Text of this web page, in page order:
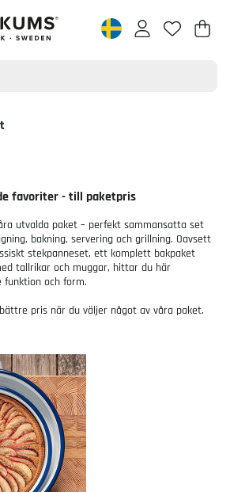
.
favoriter - till paketpris
utvalda paket – perfekt sammansatta set
bakning, servering och grillning. Oavsett
stekpanneset, ett komplett bakpaket
tallrikar och muggar, hittar du här
funktion och form.
pris när du väljer något av våra paket.